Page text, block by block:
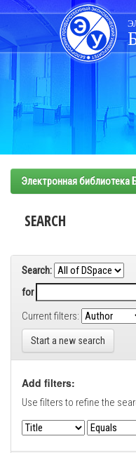
Skip
navigation
Электронная библиотека
SEARCH
Search:
for
Current filters:
Start a new search
Add filters:
Use filters to refine the